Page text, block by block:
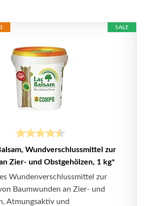
SALE
Wundverschlussmittel zur
Zier- und Obstgehölzen, 1 kg*
Wundenverschlussmittel zur
Baumwunden an Zier- und
Atmungsaktiv und